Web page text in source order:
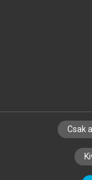
SZERZŐKNEK
Csak